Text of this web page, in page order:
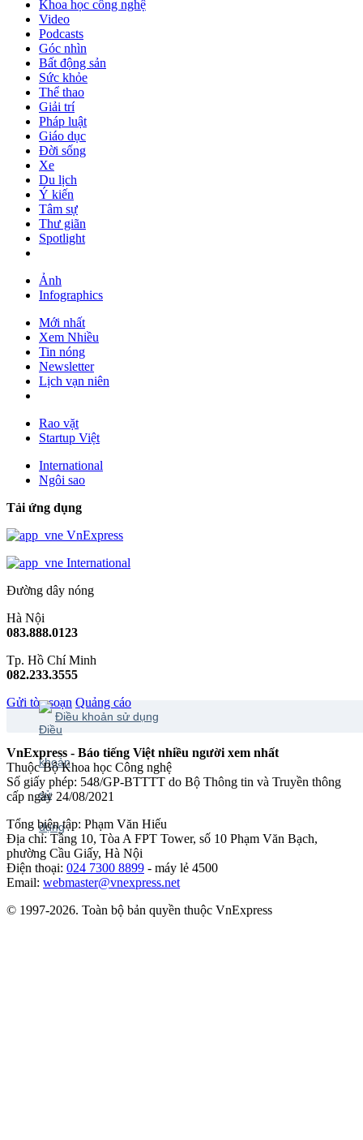
Khoa học công nghệ
Video
Podcasts
Góc nhìn
Bất động sản
Sức khỏe
Thể thao
Giải trí
Pháp luật
Giáo dục
Đời sống
Xe
Du lịch
Ý kiến
Tâm sự
Thư giãn
Spotlight
Ảnh
Infographics
Mới nhất
Xem Nhiều
Tin nóng
Newsletter
Lịch vạn niên
Rao vặt
Startup Việt
International
Ngôi sao
Tải ứng dụng
VnExpress
International
Đường dây nóng
Hà Nội
083.888.0123
Tp. Hồ Chí Minh
082.233.3555
Gửi tòa soạn Quảng cáo
Điều khoản sử dụng
VnExpress - Báo tiếng Việt nhiều người xem nhất
Thuộc Bộ Khoa học Công nghệ
Số giấy phép: 548/GP-BTTTT do Bộ Thông tin và Truyền thông
cấp ngày 24/08/2021
Tổng biên tập: Phạm Văn Hiếu
Địa chỉ: Tầng 10, Tòa A FPT Tower, số 10 Phạm Văn Bạch,
phường Cầu Giấy, Hà Nội
Điện thoại: 024 7300 8899 - máy lẻ 4500
Email: webmaster@vnexpress.net
© 1997-2026. Toàn bộ bản quyền thuộc VnExpress